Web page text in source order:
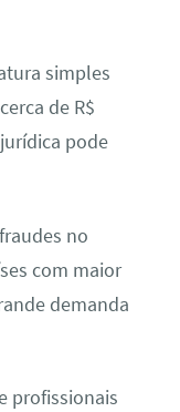
simples
de R$
pode
no
com maior
demanda
profissionais